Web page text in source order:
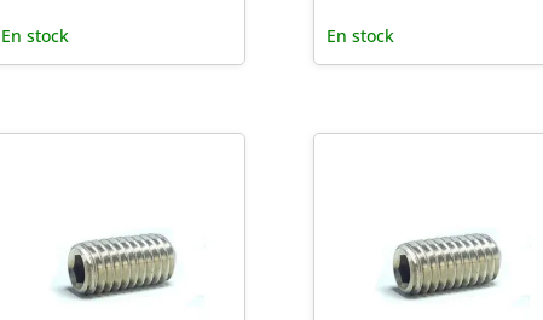
En stock En stock